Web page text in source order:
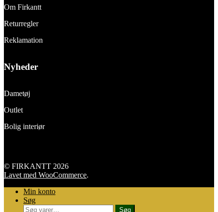
Om Firkantt
Returregler
Reklamation
Nyheder
Dametøj
Outlet
Bolig interiør
© FIRKANTT 2026
Lavet med WooCommerce.
Min konto
Søg
Søg
Søg